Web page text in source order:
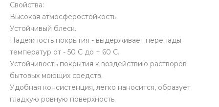
Свойства:
Высокая атмосферостойкость.
Устойчивый блеск.
Надежность покрытия - выдерживает перепады
температур от - 50 С до + 60 С.
Устойчивость покрытия к воздействию растворов
бытовых моющих средств.
Удобная консистенция, легко наносится, образует
гладкую ровную поверхность.